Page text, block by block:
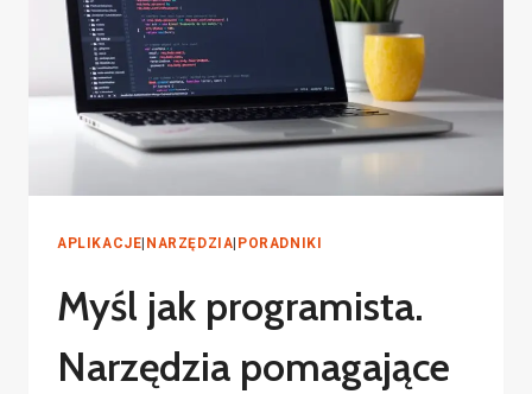
APLIKACJE NARZĘDZIA PORADNIKI
Myśl jak programista.
Narzędzia pomagające